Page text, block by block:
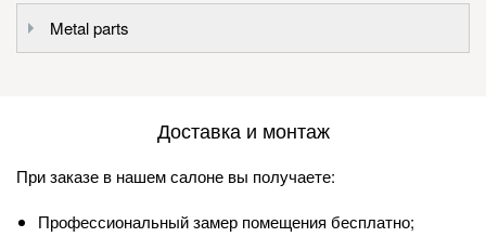
Metal parts
Доставка и монтаж
При заказе в нашем салоне вы получаете:
Профессиональный замер помещения бесплатно;